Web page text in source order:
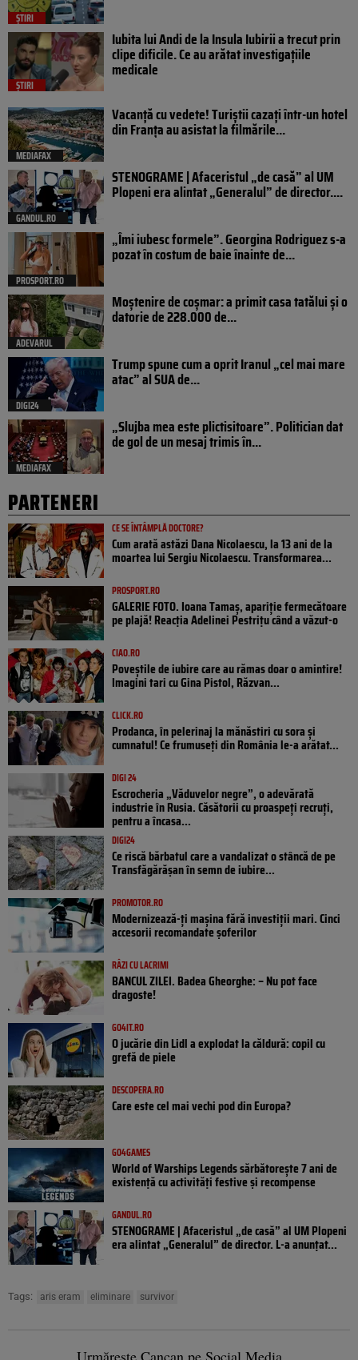
ȘTIRI
ȘTIRI
Iubita lui Andi de la Insula Iubirii a trecut prin
clipe dificile. Ce au arătat investigațiile
medicale
MEDIAFAX
Vacanță cu vedete! Turiștii cazați într-un hotel
din Franța au asistat la filmările...
GANDUL.RO
STENOGRAME | Afaceristul „de casă” al UM
Plopeni era alintat „Generalul” de director....
PROSPORT.RO
„Îmi iubesc formele”. Georgina Rodriguez s-a
pozat în costum de baie înainte de...
ADEVARUL
Moștenire de coșmar: a primit casa tatălui și o
datorie de 228.000 de...
DIGI24
Trump spune cum a oprit Iranul „cel mai mare
atac” al SUA de...
MEDIAFAX
„Slujba mea este plictisitoare”. Politician dat
de gol de un mesaj trimis în...
PARTENERI
CE SE ÎNTÂMPLĂ DOCTORE?
Cum arată astăzi Dana Nicolaescu, la 13 ani de la
moartea lui Sergiu Nicolaescu. Transformarea...
PROSPORT.RO
GALERIE FOTO. Ioana Tamaş, apariție fermecătoare
pe plajă! Reacția Adelinei Pestrițu când a văzut-o
CIAO.RO
Poveştile de iubire care au rămas doar o amintire!
Imagini tari cu Gina Pistol, Răzvan...
CLICK.RO
Prodanca, în pelerinaj la mănăstiri cu sora și
cumnatul! Ce frumuseți din România le-a arătat...
DIGI 24
Escrocheria „Văduvelor negre”, o adevărată
industrie în Rusia. Căsătorii cu proaspeți recruți,
pentru a încasa...
DIGI24
Ce riscă bărbatul care a vandalizat o stâncă de pe
Transfăgărășan în semn de iubire...
PROMOTOR.RO
Modernizează-ți mașina fără investiții mari. Cinci
accesorii recomandate șoferilor
RÂZI CU LACRIMI
BANCUL ZILEI. Badea Gheorghe: – Nu pot face
dragoste!
GO4IT.RO
O jucărie din Lidl a explodat la căldură: copil cu
grefă de piele
DESCOPERA.RO
Care este cel mai vechi pod din Europa?
GO4GAMES
World of Warships Legends sărbătorește 7 ani de
existență cu activități festive și recompense
GANDUL.RO
STENOGRAME | Afaceristul „de casă” al UM Plopeni
era alintat „Generalul” de director. L-a anunțat...
Tags: aris eram eliminare survivor
Urmărește Cancan pe Social Media